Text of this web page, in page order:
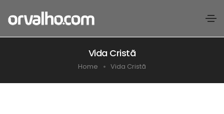
Vida Cristã
Home Vida Cristã